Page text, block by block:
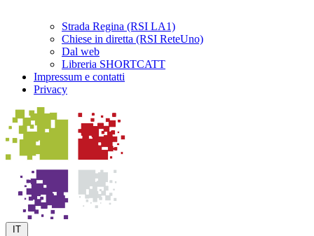
Strada Regina (RSI LA1)
Chiese in diretta (RSI ReteUno)
Dal web
Libreria SHORTCATT
Impressum e contatti
Privacy
IT